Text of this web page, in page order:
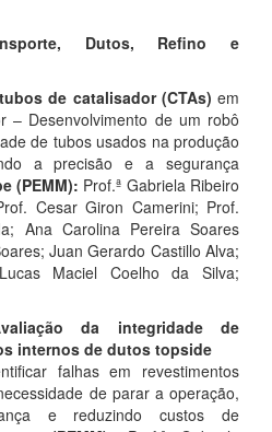
Dutos, Refino e
de catalisador (CTAs) em
– Desenvolvimento de um robô
de tubos usados na produção
a precisão e a segurança
(PEMM): Prof.ª Gabriela Ribeiro
Cesar Giron Camerini; Prof.
Ana Carolina Pereira Soares
Juan Gerardo Castillo Alva;
Maciel Coelho da Silva;
da integridade de
internos de dutos topside
falhas em revestimentos
de parar a operação,
e reduzindo custos de